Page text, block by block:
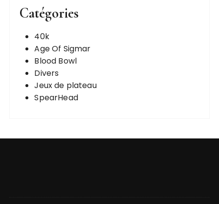
Catégories
40k
Age Of Sigmar
Blood Bowl
Divers
Jeux de plateau
SpearHead